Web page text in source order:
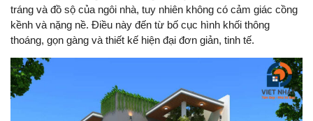
tráng và đồ sộ của ngôi nhà, tuy nhiên không có cảm giác cồng
kềnh và nặng nề. Điều này đến từ bố cục hình khối thông
thoáng, gọn gàng và thiết kế hiện đại đơn giản, tinh tế.